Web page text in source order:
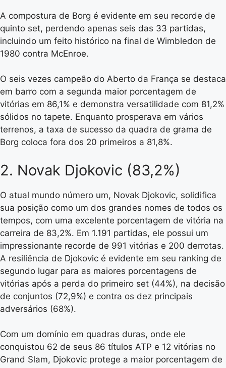
A compostura de Borg é evidente em seu recorde de
quinto set, perdendo apenas seis das 33 partidas,
incluindo um feito histórico na final de Wimbledon de
1980 contra McEnroe.
O seis vezes campeão do Aberto da França se destaca
em barro com a segunda maior porcentagem de
vitórias em 86,1% e demonstra versatilidade com 81,2%
sólidos no tapete. Enquanto prosperava em vários
terrenos, a taxa de sucesso da quadra de grama de
Borg coloca fora dos 20 primeiros a 81,8%.
2. Novak Djokovic (83,2%)
O atual mundo número um, Novak Djokovic, solidifica
sua posição como um dos grandes nomes de todos os
tempos, com uma excelente porcentagem de vitória na
carreira de 83,2%. Em 1.191 partidas, ele possui um
impressionante recorde de 991 vitórias e 200 derrotas.
A resiliência de Djokovic é evidente em seu ranking de
segundo lugar para as maiores porcentagens de
vitórias após a perda do primeiro set (44%), na decisão
de conjuntos (72,9%) e contra os dez principais
adversários (68%).
Com um domínio em quadras duras, onde ele
conquistou 62 de seus 86 títulos ATP e 12 vitórias no
Grand Slam, Djokovic protege a maior porcentagem de